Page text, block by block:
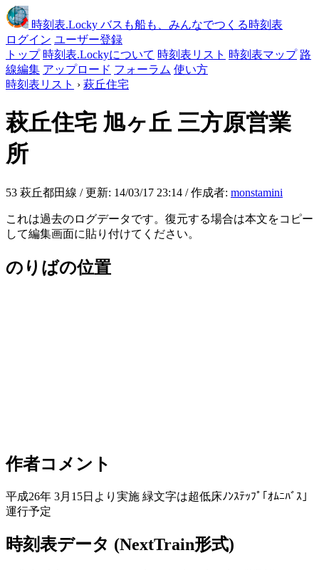
時刻表.Locky バスも船も、みんなでつくる時刻表
ログイン ユーザー登録
トップ 時刻表.Lockyについて 時刻表リスト 時刻表マップ 路
線編集 アップロード フォーラム 使い方
時刻表リスト › 萩丘住宅
萩丘住宅 旭ヶ丘 三方原営業
所
53 萩丘都田線 / 更新: 14/03/17 23:14 / 作成者: monstamini
これは過去のログデータです。復元する場合は本文をコピー
して編集画面に貼り付けてください。
のりばの位置
作者コメント
平成26年 3月15日より実施 緑文字は超低床ﾉﾝｽﾃｯﾌﾟ｢ｵﾑﾆﾊﾞｽ｣
運行予定
時刻表データ (NextTrain形式)